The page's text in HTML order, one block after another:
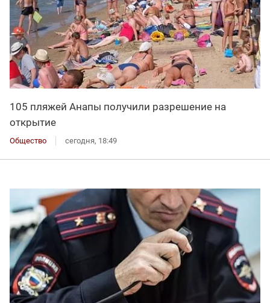
105 пляжей Анапы получили разрешение на
открытие
Общество сегодня, 18:49